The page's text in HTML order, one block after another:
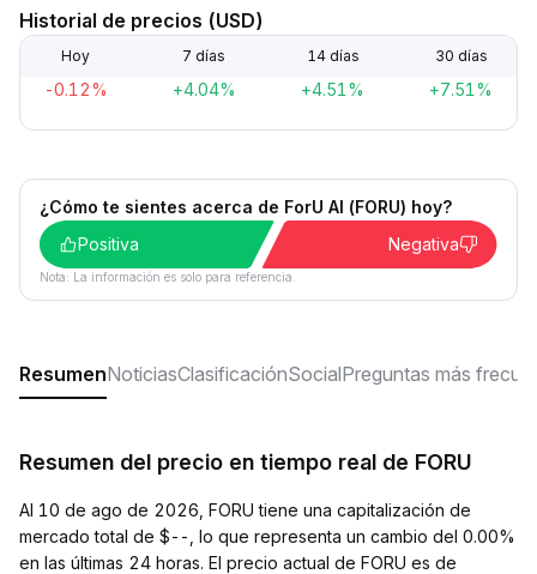
Historial de precios (USD)
Hoy 7 días 14 días 30 días
-0.12% +4.04% +4.51% +7.51%
¿Cómo te sientes acerca de ForU AI (FORU) hoy?
Positiva
Negativa
Nota: La información es solo para referencia.
ResumenNoticiasClasificaciónSocialPreguntas más
Resumen del precio en tiempo real de FORU
Al 10 de ago de 2026, FORU tiene una capitalización de
mercado total de $--, lo que representa un cambio del 0.00%
en las últimas 24 horas. El precio actual de FORU es de